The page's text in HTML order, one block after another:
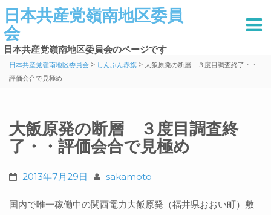
日本共産党嶺南地区委員
会
日本共産党嶺南地区委員会のページです
日本共産党嶺南地区委員会 > しんぶん赤旗 > 大飯原発の断層 ３度目調査終了・・
評価会合で見極め
大飯原発の断層 ３度目調査終
了・・評価会合で見極め
2013年7月29日 sakamoto
国内で唯一稼働中の関西電力大飯原発（福井県おおい町）敷